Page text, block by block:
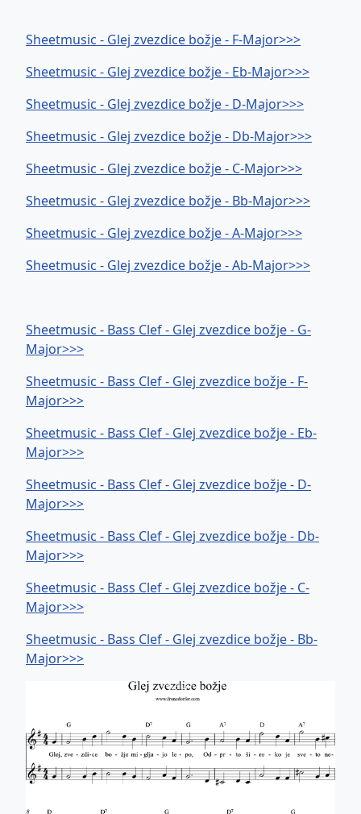
Sheetmusic - Glej zvezdice božje - F-Major>>>
Sheetmusic - Glej zvezdice božje - Eb-Major>>>
Sheetmusic - Glej zvezdice božje - D-Major>>>
Sheetmusic - Glej zvezdice božje - Db-Major>>>
Sheetmusic - Glej zvezdice božje - C-Major>>>
Sheetmusic - Glej zvezdice božje - Bb-Major>>>
Sheetmusic - Glej zvezdice božje - A-Major>>>
Sheetmusic - Glej zvezdice božje - Ab-Major>>>
Sheetmusic - Bass Clef - Glej zvezdice božje - G-
Major>>>
Sheetmusic - Bass Clef - Glej zvezdice božje - F-
Major>>>
Sheetmusic - Bass Clef - Glej zvezdice božje - Eb-
Major>>>
Sheetmusic - Bass Clef - Glej zvezdice božje - D-
Major>>>
Sheetmusic - Bass Clef - Glej zvezdice božje - Db-
Major>>>
Sheetmusic - Bass Clef - Glej zvezdice božje - C-
Major>>>
Sheetmusic - Bass Clef - Glej zvezdice božje - Bb-
Major>>>